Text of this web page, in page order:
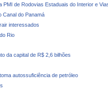
de Rodovias Estaduais do Interior e
Canal do Panamá
interessados
Rio
da capital de R$ 2,6 bilhões
autossuficiência de petróleo